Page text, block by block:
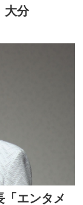
大分
エンタメ